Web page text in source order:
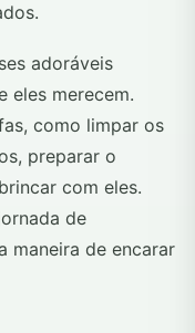
adoráveis
eles merecem.
como limpar os
preparar o
com eles.
de
maneira de encarar